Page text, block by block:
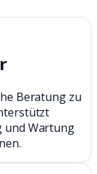
Beratung zu
und Wartung